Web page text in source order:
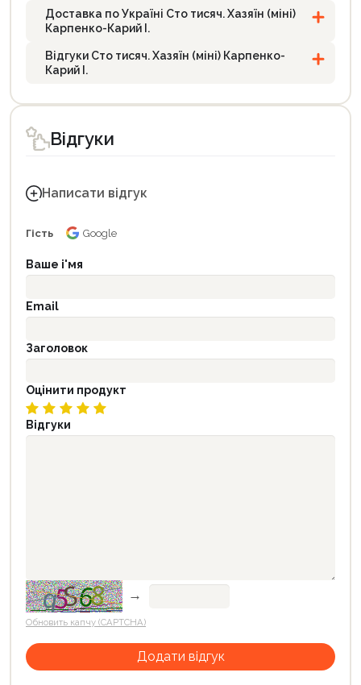
Доставка по Україні Сто тисяч. Хазяїн (міні)
Карпенко-Карий І.
Відгуки Сто тисяч. Хазяїн (міні) Карпенко-
Карий І.
Відгуки
Написати відгук
Гість Google
Ваше і'мя
Email
Заголовок
Оцінити продукт
Відгуки
→
Обновить капчу (CAPTCHA)